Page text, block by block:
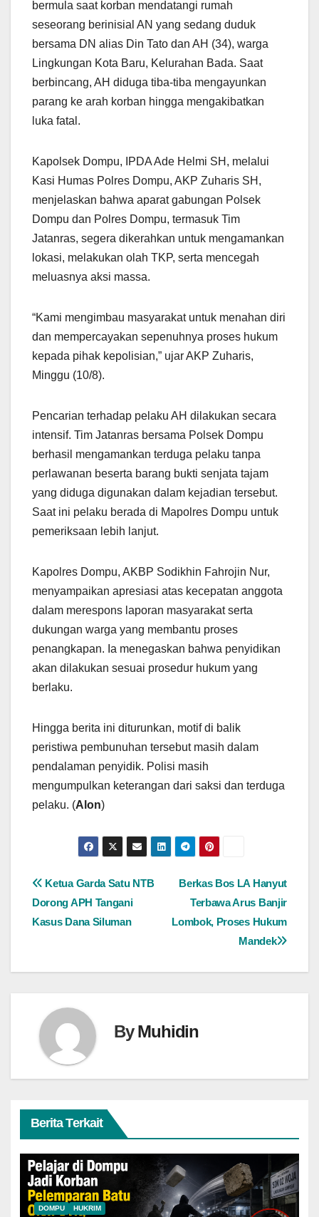
bermula saat korban mendatangi rumah
seseorang berinisial AN yang sedang duduk
bersama DN alias Din Tato dan AH (34), warga
Lingkungan Kota Baru, Kelurahan Bada. Saat
berbincang, AH diduga tiba-tiba mengayunkan
parang ke arah korban hingga mengakibatkan
luka fatal.
Kapolsek Dompu, IPDA Ade Helmi SH, melalui
Kasi Humas Polres Dompu, AKP Zuharis SH,
menjelaskan bahwa aparat gabungan Polsek
Dompu dan Polres Dompu, termasuk Tim
Jatanras, segera dikerahkan untuk mengamankan
lokasi, melakukan olah TKP, serta mencegah
meluasnya aksi massa.
“Kami mengimbau masyarakat untuk menahan diri
dan mempercayakan sepenuhnya proses hukum
kepada pihak kepolisian,” ujar AKP Zuharis,
Minggu (10/8).
Pencarian terhadap pelaku AH dilakukan secara
intensif. Tim Jatanras bersama Polsek Dompu
berhasil mengamankan terduga pelaku tanpa
perlawanan beserta barang bukti senjata tajam
yang diduga digunakan dalam kejadian tersebut.
Saat ini pelaku berada di Mapolres Dompu untuk
pemeriksaan lebih lanjut.
Kapolres Dompu, AKBP Sodikhin Fahrojin Nur,
menyampaikan apresiasi atas kecepatan anggota
dalam merespons laporan masyarakat serta
dukungan warga yang membantu proses
penangkapan. Ia menegaskan bahwa penyidikan
akan dilakukan sesuai prosedur hukum yang
berlaku.
Hingga berita ini diturunkan, motif di balik
peristiwa pembunuhan tersebut masih dalam
pendalaman penyidik. Polisi masih
mengumpulkan keterangan dari saksi dan terduga
pelaku. (Alon)
Navigasi
pos
Berkas Bos LA Hanyut
Terbawa Arus Banjir
Lombok, Proses Hukum
Mandek
Ketua Garda Satu NTB
Dorong APH Tangani
Kasus Dana Siluman
ByMuhidin
Berita Terkait
DOMPU HUKRIM